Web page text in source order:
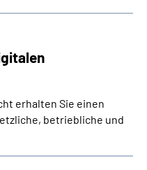
erhalten Sie einen
betriebliche und